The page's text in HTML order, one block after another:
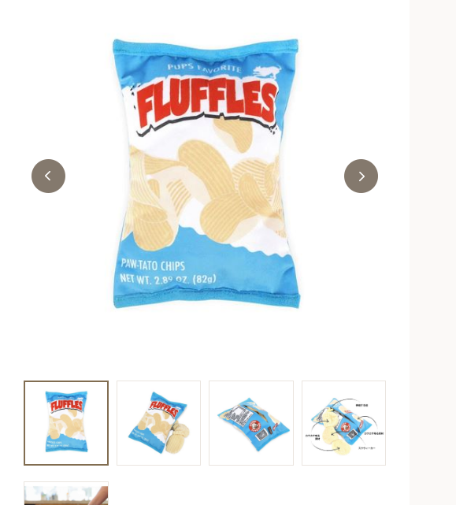
アクア・爬虫類・昆虫
美容・ケア用品
服・おさんぽ用品
日用品（デイリー）
トリマーグッズ
シニアサポート